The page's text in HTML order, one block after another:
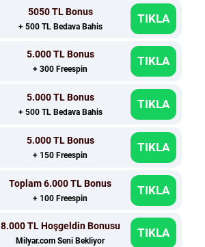
5050 TL Bonus
+ 500 TL Bedava Bahis
TIKLA
5.000 TL Bonus
+ 300 Freespin
TIKLA
5.000 TL Bonus
+ 500 TL Bedava Bahis
TIKLA
5.000 TL Bonus
+ 150 Freespin
TIKLA
Toplam 6.000 TL Bonus
+ 100 Freespin
TIKLA
8.000 TL Hoşgeldin Bonusu
Milyar.com Seni Bekliyor
TIKLA